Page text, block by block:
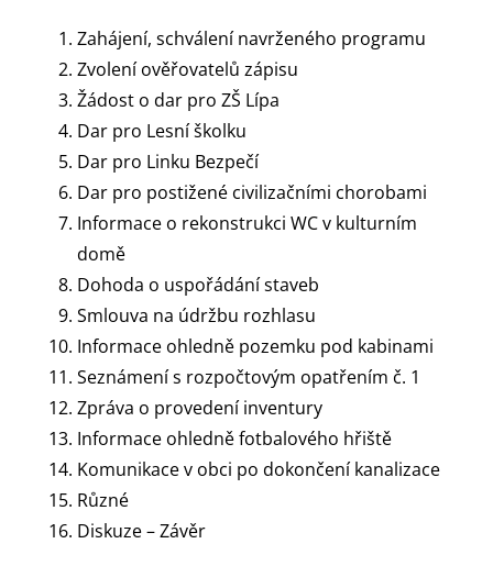
Zahájení, schválení navrženého programu
Zvolení ověřovatelů zápisu
Žádost o dar pro ZŠ Lípa
Dar pro Lesní školku
Dar pro Linku Bezpečí
Dar pro postižené civilizačními chorobami
Informace o rekonstrukci WC v kulturním
domě
Dohoda o uspořádání staveb
Smlouva na údržbu rozhlasu
Informace ohledně pozemku pod kabinami
Seznámení s rozpočtovým opatřením č. 1
Zpráva o provedení inventury
Informace ohledně fotbalového hřiště
Komunikace v obci po dokončení kanalizace
Různé
Diskuze – Závěr